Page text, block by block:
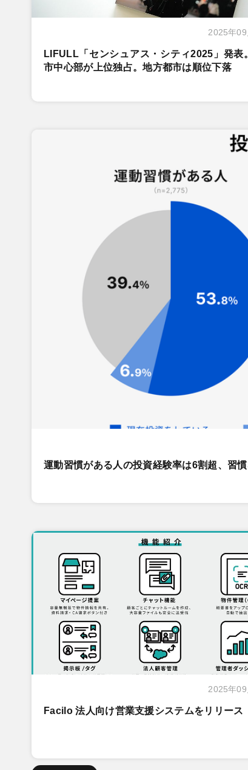
2025年09
LIFULL「センシュアス・シティ2025」発表
市中心部が上位独占。地方都市は順位下落
運動習慣がある人の投資経験率は6割超、習
2025年09
Facilo 法人向け営業支援システムをリリース